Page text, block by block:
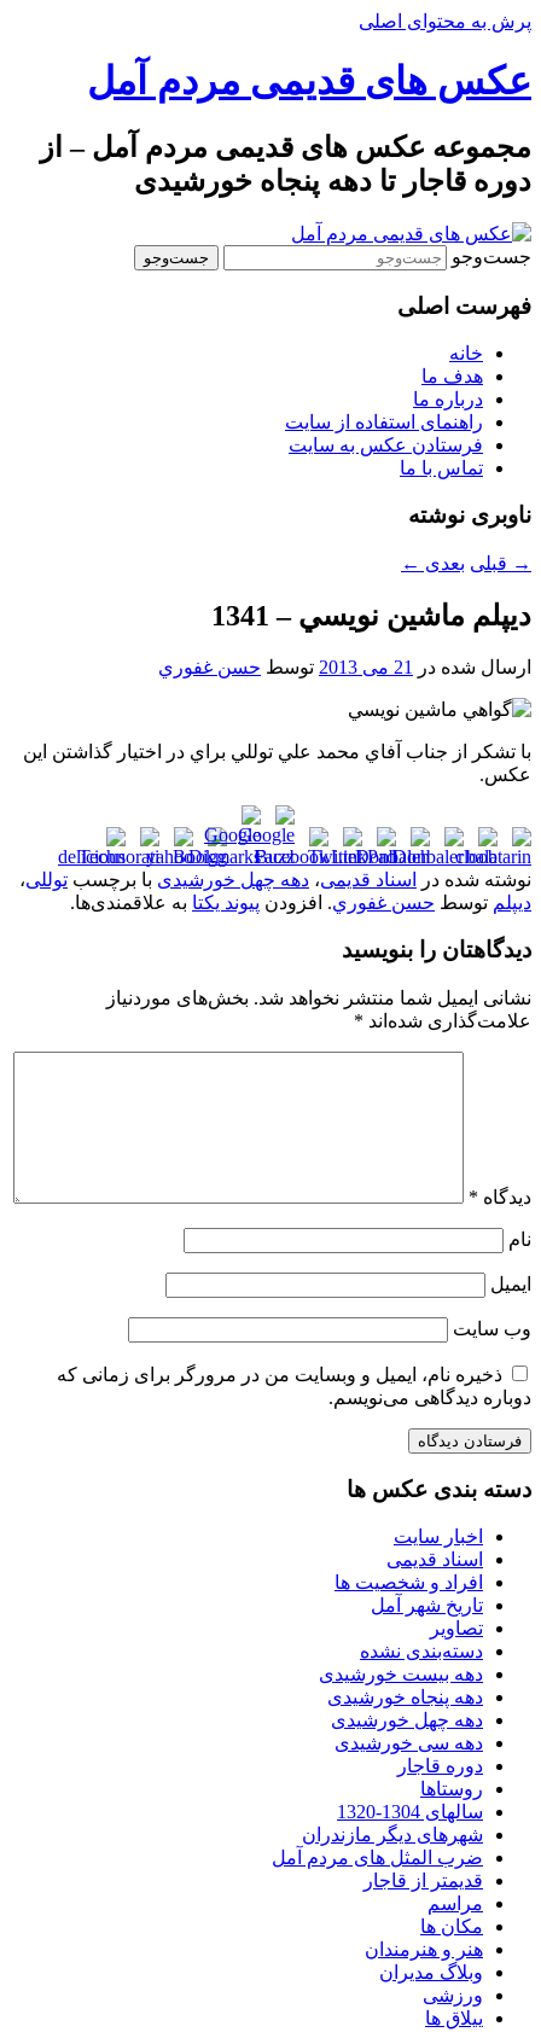
پرش به محتوای اصلی
عکس های قدیمی مردم آمل
مجموعه عکس های قدیمی مردم آمل – از
دوره قاجار تا دهه پنجاه خورشیدی
جست‌وجو
فهرست اصلی
خانه
هدف ما
درباره ما
راهنمای استفاده از سایت
فرستادن عکس به سایت
تماس با ما
ناوبری نوشته
→ قبلی بعدی ←
ديپلم ماشين نويسي – 1341
ارسال شده در 21 می 2013 توسط حسن غفوري
با تشکر از جناب آفاي محمد علي توللي براي در اختيار گذاشتن اين
عکس.
نوشته شده در اسناد قدیمی، دهه چهل خورشیدی با برچسب توللی،
ديپلم توسط حسن غفوري. افزودن پیوند یکتا به علاقمندی‌ها.
دیدگاهتان را بنویسید
نشانی ایمیل شما منتشر نخواهد شد. بخش‌های موردنیاز
علامت‌گذاری شده‌اند *
دیدگاه *
نام
ایمیل
وب‌ سایت
ذخیره نام، ایمیل و وبسایت من در مرورگر برای زمانی که
دوباره دیدگاهی می‌نویسم.
دسته بندی عکس ها
اخبار سایت
اسناد قدیمی
افراد و شخصیت ها
تاریخ شهر آمل
تصاویر
دسته‌بندی نشده
دهه بیست خورشیدی
دهه پنجاه خورشیدی
دهه چهل خورشیدی
دهه سی خورشیدی
دوره قاجار
روستاها
سالهای 1304-1320
شهرهای دیگر مازندران
ضرب المثل های مردم آمل
قدیمتر از قاجار
مراسم
مکان ها
هنر و هنرمندان
وبلاگ مدیران
ورزشی
ییلاق ها